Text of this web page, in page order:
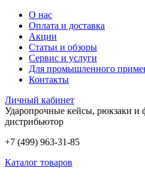
О нас
Оплата и доставка
Акции
Статьи и обзоры
Сервис и услуги
Для промышленного
Контакты
Личный кабинет
Ударопрочные кейсы, рюкзаки и
дистрибьютор
+7 (499) 963-31-85
Каталог товаров